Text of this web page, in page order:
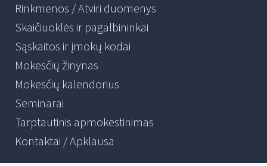
Rinkmenos / Atviri duomenys
Skaičiuoklės ir pagalbininkai
Sąskaitos ir įmokų kodai
Mokesčių žinynas
Mokesčių kalendorius
Seminarai
Tarptautinis apmokestinimas
Kontaktai / Apklausa